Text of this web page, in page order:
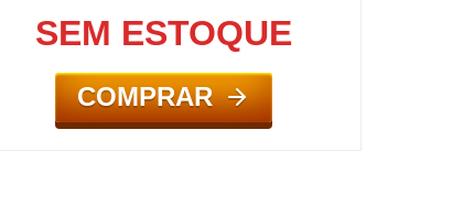
SEM ESTOQUE
COMPRAR